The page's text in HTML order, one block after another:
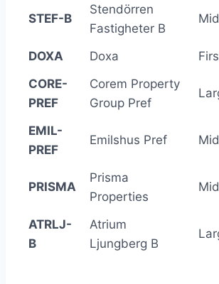
STEF-B
Stendörren
Fastigheter B
DOXA Doxa
CORE-
PREF
Corem Property
Group Pref
EMIL-
PREF
Emilshus Pref
PRISMA
Prisma
Properties
ATRLJ-
B
Atrium
Ljungberg B